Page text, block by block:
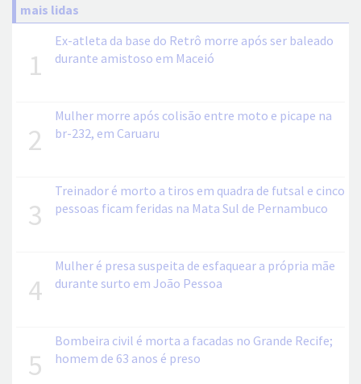
mais lidas
1
Ex-atleta da base do Retrô morre após ser baleado
durante amistoso em Maceió
2
Mulher morre após colisão entre moto e picape na
br-232, em Caruaru
3
Treinador é morto a tiros em quadra de futsal e cinco
pessoas ficam feridas na Mata Sul de Pernambuco
4
Mulher é presa suspeita de esfaquear a própria mãe
durante surto em João Pessoa
5
Bombeira civil é morta a facadas no Grande Recife;
homem de 63 anos é preso